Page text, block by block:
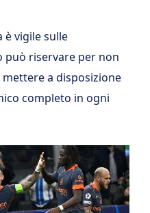
è vigile sulle
riservare per non
mettere a disposizione
completo in ogni